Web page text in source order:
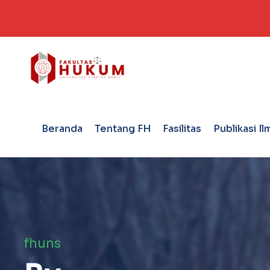
Beranda Tentang FH Fasilitas Publikasi
fhuns